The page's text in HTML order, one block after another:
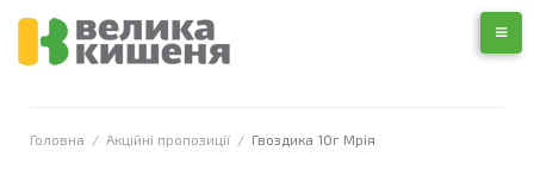
Головна / Акційні пропозиції / Гвоздика 10г Мрія